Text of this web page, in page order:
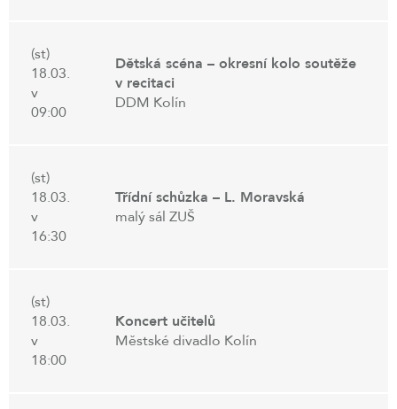
(st)
18.03.
v
09:00
Dětská scéna – okresní kolo soutěže
v recitaci
DDM Kolín
(st)
18.03.
v
16:30
Třídní schůzka – L. Moravská
malý sál ZUŠ
(st)
18.03.
v
18:00
Koncert učitelů
Městské divadlo Kolín